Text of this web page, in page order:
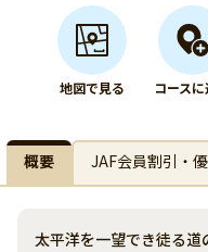
地図で見る コース
概要 JAF会員割引・
太平洋を一望でき徒る